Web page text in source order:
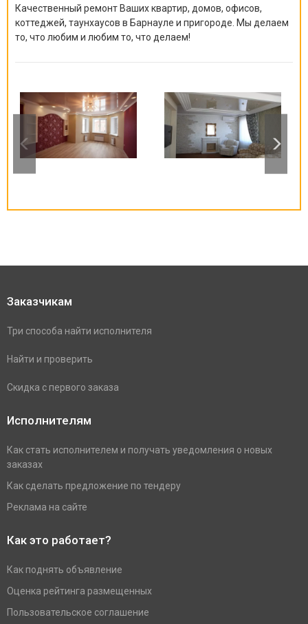
Качественный ремонт Ваших квартир, домов, офисов,
коттеджей, таунхаусов в Барнауле и пригороде. Мы делаем
то, что любим и любим то, что делаем!
Заказчикам
Три способа найти исполнителя
Найти и проверить
Скидка с первого заказа
Исполнителям
Как стать исполнителем и получать уведомления о новых
заказах
Как сделать предложение по тендеру
Реклама на сайте
Как это работает?
Как поднять объявление
Оценка рейтинга размещенных
Пользовательское соглашение